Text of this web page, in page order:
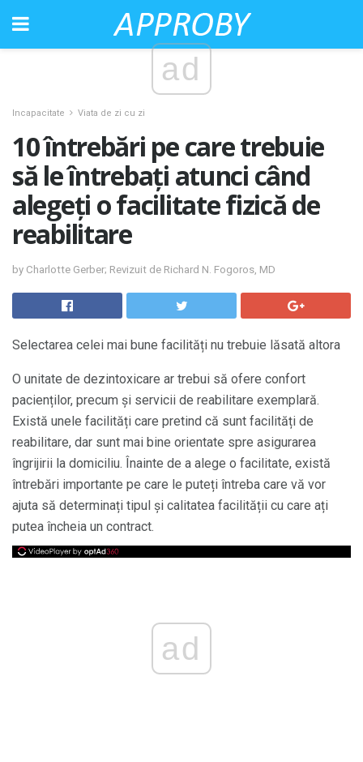
ad
Incapacitate Viata de zi cu zi
10 întrebări pe care trebuie
să le întrebați atunci când
alegeți o facilitate fizică de
reabilitare
by Charlotte Gerber; Revizuit de Richard N. Fogoros, MD
Selectarea celei mai bune facilități nu trebuie lăsată altora
O unitate de dezintoxicare ar trebui să ofere confort
pacienților, precum și servicii de reabilitare exemplară.
Există unele facilități care pretind că sunt facilități de
reabilitare, dar sunt mai bine orientate spre asigurarea
îngrijirii la domiciliu. Înainte de a alege o facilitate, există
întrebări importante pe care le puteți întreba care vă vor
ajuta să determinați tipul și calitatea facilității cu care ați
putea încheia un contract.
ad